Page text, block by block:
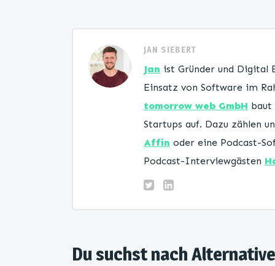
JAN SIEBERT
Jan ist Gründer und Digital
Einsatz von Software im
tomorrow web GmbH baut
Startups auf. Dazu zählen
Affin oder eine Podcast-
Podcast-Interviewgästen
Du suchst nach